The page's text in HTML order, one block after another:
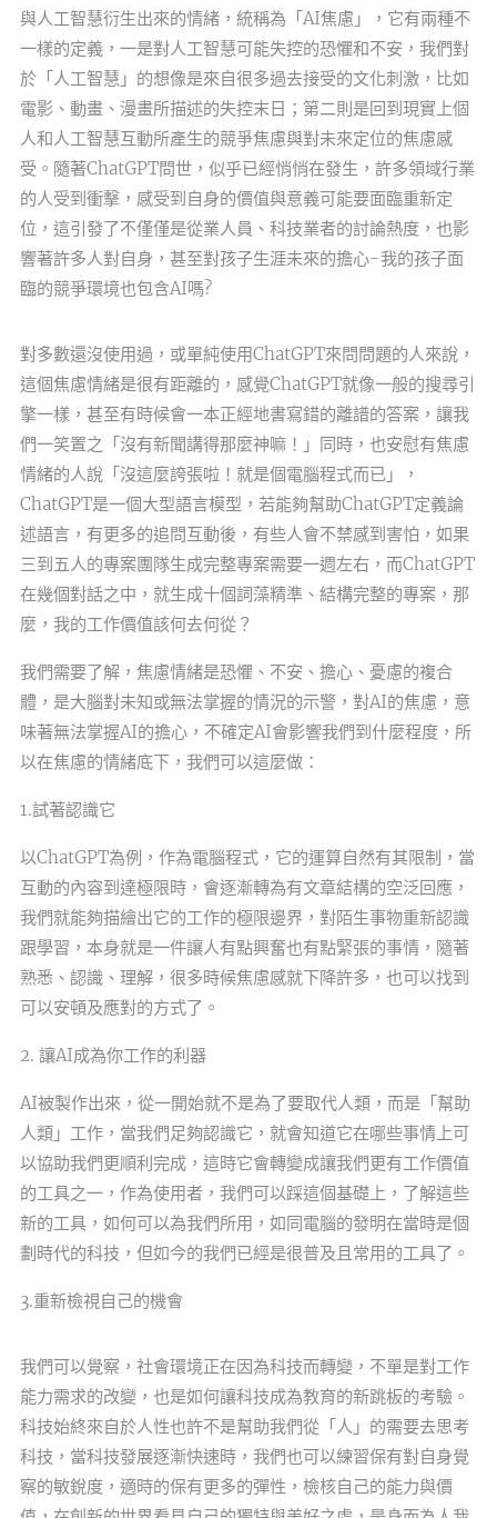
與人工智慧衍生出來的情緒，統稱為「AI焦慮」，它有兩種不
一樣的定義，一是對人工智慧可能失控的恐懼和不安，我們對
於「人工智慧」的想像是來自很多過去接受的文化刺激，比如
電影、動畫、漫畫所描述的失控末日；第二則是回到現實上個
人和人工智慧互動所產生的競爭焦慮與對未來定位的焦慮感
受。隨著ChatGPT問世，似乎已經悄悄在發生，許多領域行業
的人受到衝擊，感受到自身的價值與意義可能要面臨重新定
位，這引發了不僅僅是從業人員、科技業者的討論熱度，也影
響著許多人對自身，甚至對孩子生涯未來的擔心-我的孩子面
臨的競爭環境也包含AI嗎?
對多數還沒使用過，或單純使用ChatGPT來問問題的人來說，
這個焦慮情緒是很有距離的，感覺ChatGPT就像一般的搜尋引
擎一樣，甚至有時候會一本正經地書寫錯的離譜的答案，讓我
們一笑置之「沒有新聞講得那麼神嘛！」同時，也安慰有焦慮
情緒的人說「沒這麼誇張啦！就是個電腦程式而已」，
ChatGPT是一個大型語言模型，若能夠幫助ChatGPT定義論
述語言，有更多的追問互動後，有些人會不禁感到害怕，如果
三到五人的專案團隊生成完整專案需要一週左右，而ChatGPT
在幾個對話之中，就生成十個詞藻精準、結構完整的專案，那
麼，我的工作價值該何去何從？
我們需要了解，焦慮情緒是恐懼、不安、擔心、憂慮的複合
體，是大腦對未知或無法掌握的情況的示警，對AI的焦慮，意
味著無法掌握AI的擔心，不確定AI會影響我們到什麼程度，所
以在焦慮的情緒底下，我們可以這麼做：
1.試著認識它
以ChatGPT為例，作為電腦程式，它的運算自然有其限制，當
互動的內容到達極限時，會逐漸轉為有文章結構的空泛回應，
我們就能夠描繪出它的工作的極限邊界，對陌生事物重新認識
跟學習，本身就是一件讓人有點興奮也有點緊張的事情，隨著
熟悉、認識、理解，很多時候焦慮感就下降許多，也可以找到
可以安頓及應對的方式了。
2. 讓AI成為你工作的利器
AI被製作出來，從一開始就不是為了要取代人類，而是「幫助
人類」工作，當我們足夠認識它，就會知道它在哪些事情上可
以協助我們更順利完成，這時它會轉變成讓我們更有工作價值
的工具之一，作為使用者，我們可以踩這個基礎上，了解這些
新的工具，如何可以為我們所用，如同電腦的發明在當時是個
劃時代的科技，但如今的我們已經是很普及且常用的工具了。
3.重新檢視自己的機會
我們可以覺察，社會環境正在因為科技而轉變，不單是對工作
能力需求的改變，也是如何讓科技成為教育的新跳板的考驗。
科技始終來自於人性也許不是幫助我們從「人」的需要去思考
科技，當科技發展逐漸快速時，我們也可以練習保有對自身覺
察的敏銳度，適時的保有更多的彈性，檢核自己的能力與價